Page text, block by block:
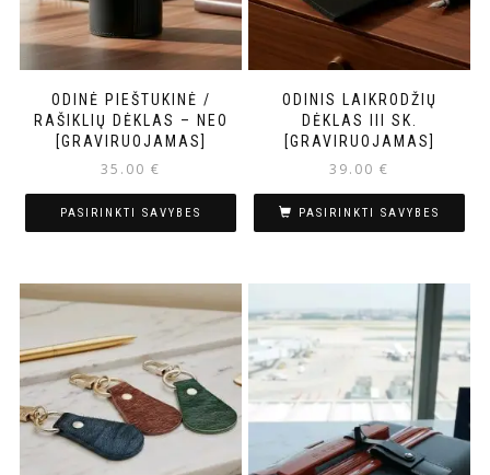
ODINĖ PIEŠTUKINĖ /
RAŠIKLIŲ DĖKLAS – NEO
[GRAVIRUOJAMAS]
35.00 €
PASIRINKTI SAVYBES
ODINIS LAIKRODŽIŲ
DĖKLAS III SK.
[GRAVIRUOJAMAS]
39.00 €
PASIRINKTI SAVYBES